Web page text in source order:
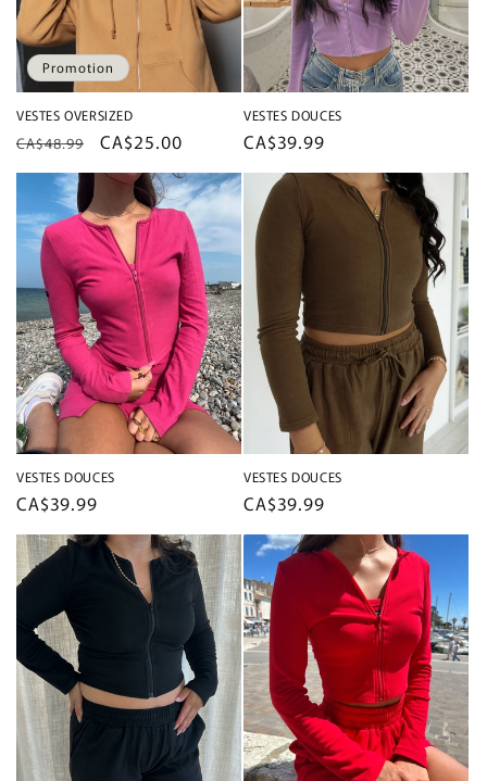
Promotion
VESTES OVERSIZED
Prix
habituel
CA$48.99
Prix
promotionnel
CA$25.00
VESTES DOUCES
Prix
habituel
CA$39.99
VESTES DOUCES
Prix
habituel
CA$39.99
VESTES DOUCES
Prix
habituel
CA$39.99